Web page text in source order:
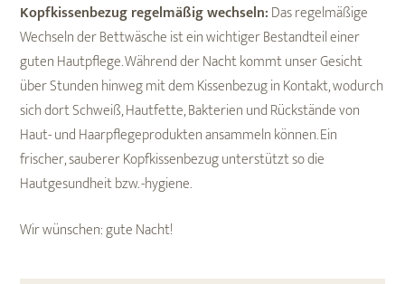
Kopfkissenbezug regelmäßig wechseln:Das regelmäßige
Wechseln der Bettwäsche ist ein wichtiger Bestandteil einer
guten Hautpflege. Während der Nacht kommt unser Gesicht
über Stunden hinweg mit dem Kissenbezug in Kontakt, wodurch
sich dort Schweiß, Hautfette, Bakterien und Rückstände von
Haut- und Haarpflegeprodukten ansammeln können. Ein
frischer, sauberer Kopfkissenbezug unterstützt so die
Hautgesundheit bzw. -hygiene.
Wir wünschen: gute Nacht!